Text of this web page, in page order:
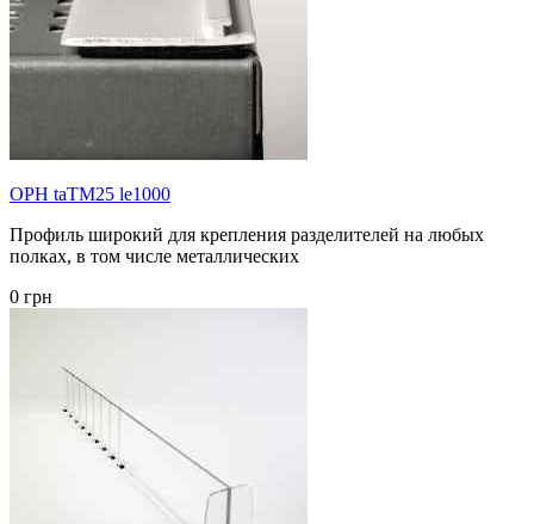
OPH taTM25 le1000
Профиль широкий для крепления разделителей на любых
полках, в том числе металлических
0 грн